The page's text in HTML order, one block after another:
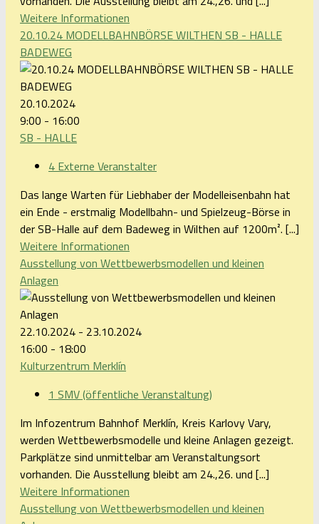
Weitere Informationen
20.10.24 MODELLBAHNBÖRSE WILTHEN SB - HALLE
BADEWEG
20.10.2024
9:00 - 16:00
SB - HALLE
4 Externe Veranstalter
Das lange Warten für Liebhaber der Modelleisenbahn hat
ein Ende - erstmalig Modellbahn- und Spielzeug-Börse in
der SB-Halle auf dem Badeweg in Wilthen auf 1200m². [...]
Weitere Informationen
Ausstellung von Wettbewerbsmodellen und kleinen
Anlagen
22.10.2024 - 23.10.2024
16:00 - 18:00
Kulturzentrum Merklín
1 SMV (öffentliche Veranstaltung)
Im Infozentrum Bahnhof Merklín, Kreis Karlovy Vary,
werden Wettbewerbsmodelle und kleine Anlagen gezeigt.
Parkplätze sind unmittelbar am Veranstaltungsort
vorhanden. Die Ausstellung bleibt am 24.,26. und [...]
Weitere Informationen
Ausstellung von Wettbewerbsmodellen und kleinen